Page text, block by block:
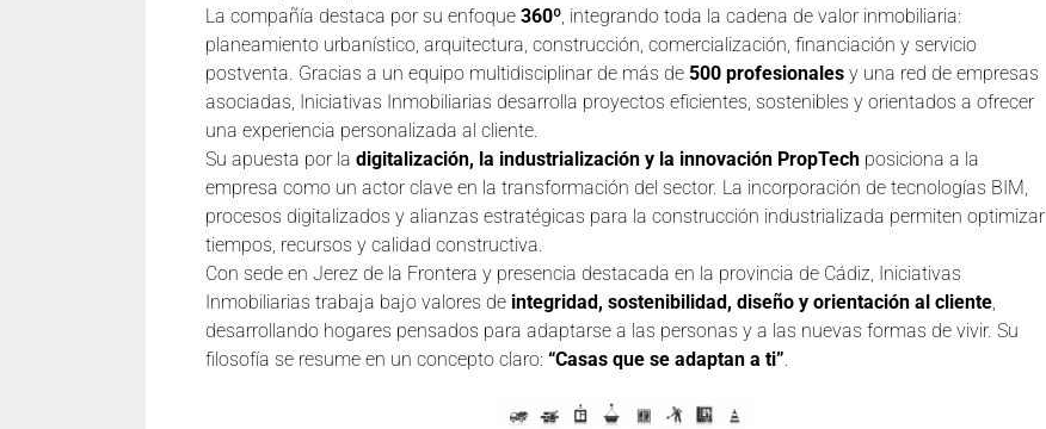
La compañía destaca por su enfoque 360º , integrando toda la cadena de valor inmobiliaria:
planeamiento urbanístico, arquitectura, construcción, comercialización, financiación y servicio
postventa. Gracias a un equipo multidisciplinar de más de 500 profesionales y una red de empresas
asociadas, Iniciativas Inmobiliarias desarrolla proyectos eficientes, sostenibles y orientados a ofrecer
una experiencia personalizada al cliente.
Su apuesta por la digitalización, la industrialización y la innovación PropTech posiciona a la
empresa como un actor clave en la transformación del sector. La incorporación de tecnologías BIM,
procesos digitalizados y alianzas estratégicas para la construcción industrializada permiten optimizar
tiempos, recursos y calidad constructiva.
Con sede en Jerez de la Frontera y presencia destacada en la provincia de Cádiz, Iniciativas
Inmobiliarias trabaja bajo valores de integridad, sostenibilidad, diseño y orientación al cliente
desarrollando hogares pensados para adaptarse a las personas y a las nuevas formas de vivir. Su
filosofía se resume en un concepto claro: “Casas que se adaptan a ti”